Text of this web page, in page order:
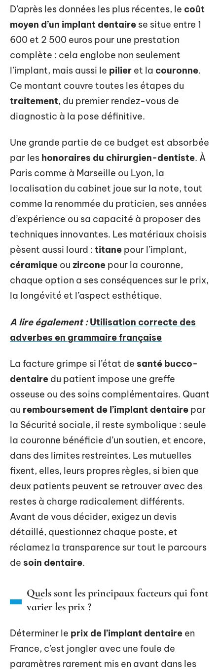
D’après les données les plus récentes, le coût
moyen d’un implant dentaire se situe entre 1
600 et 2 500 euros pour une prestation
complète : cela englobe non seulement
l’implant, mais aussi le pilier et la couronne.
Ce montant couvre toutes les étapes du
traitement, du premier rendez-vous de
diagnostic à la pose définitive.
Une grande partie de ce budget est absorbée
par les honoraires du chirurgien-dentiste. À
Paris comme à Marseille ou Lyon, la
localisation du cabinet joue sur la note, tout
comme la renommée du praticien, ses années
d’expérience ou sa capacité à proposer des
techniques innovantes. Les matériaux choisis
pèsent aussi lourd : titane pour l’implant,
céramique ou zircone pour la couronne,
chaque option a ses conséquences sur le prix,
la longévité et l’aspect esthétique.
A lire également : Utilisation correcte des
adverbes en grammaire française
La facture grimpe si l’état de santé bucco-
dentaire du patient impose une greffe
osseuse ou des soins complémentaires. Quant
au remboursement de l’implant dentaire par
la Sécurité sociale, il reste symbolique : seule
la couronne bénéficie d’un soutien, et encore,
dans des limites restreintes. Les mutuelles
fixent, elles, leurs propres règles, si bien que
deux patients peuvent se retrouver avec des
restes à charge radicalement différents.
Avant de vous décider, exigez un devis
détaillé, questionnez chaque poste, et
réclamez la transparence sur tout le parcours
de soin dentaire.
Quels sont les principaux facteurs qui font
varier les prix ?
Déterminer le prix de l’implant dentaire en
France, c’est jongler avec une foule de
paramètres rarement mis en avant dans les